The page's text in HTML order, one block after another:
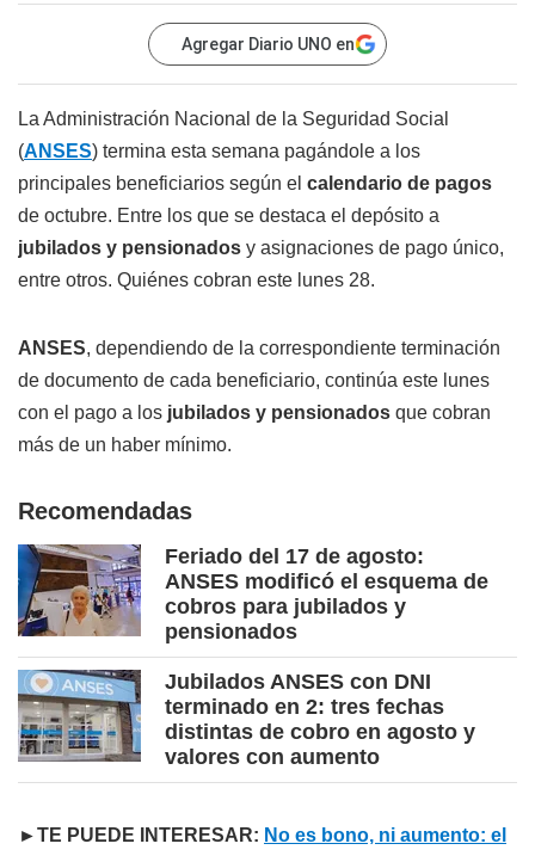
Agregar Diario UNO en
La Administración Nacional de la Seguridad Social
(ANSES) termina esta semana pagándole a los
principales beneficiarios según el calendario de pagos
de octubre. Entre los que se destaca el depósito a
jubilados y pensionados y asignaciones de pago único,
entre otros. Quiénes cobran este lunes 28.
ANSES, dependiendo de la correspondiente terminación
de documento de cada beneficiario, continúa este lunes
con el pago a los jubilados y pensionados que cobran
más de un haber mínimo.
Recomendadas
Feriado del 17 de agosto:
ANSES modificó el esquema de
cobros para jubilados y
pensionados
Jubilados ANSES con DNI
terminado en 2: tres fechas
distintas de cobro en agosto y
valores con aumento
►TE PUEDE INTERESAR: No es bono, ni aumento: el